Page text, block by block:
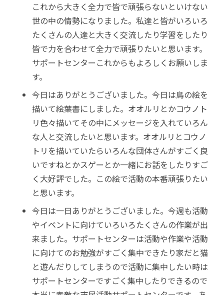
これから大きく全力で皆で頑張らないといけない
世の中の情勢になりました。私達と皆がいろいろ
たくさんの人達と大きく交流したり学習をしたり
皆で力を合わせて全力で頑張りたいと思います。
サポートセンターこれからもよろしくお願いしま
す。
今日はありがとうございました。今日は鳥の絵を
描いて絵葉書にしました。オオルリとかコウノト
リ色々描いてその中にメッセージを入れていろん
な人と交流したいと思います。オオルリとコウノ
トリを描いていたらいろんな団体さんがすごく良
いですねとかスゲーとか一緒にお話をしたりすご
く大好評でした。この絵で活動の本番頑張りたい
と思います。
今日は一日ありがとうございました。今週も活動
やイベントに向けていろいろたくさんの作業が出
来ました。サポートセンターは活動や作業や活動
に向けてのお勉強がすごく集中できたり家だと猫
と遊んだりしてしまうので活動に集中したい時は
サポートセンターですごく集中したりできるので